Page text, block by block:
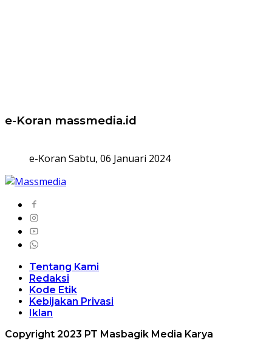
e-Koran massmedia.id
e-Koran Sabtu, 06 Januari 2024
Tentang Kami
Redaksi
Kode Etik
Kebijakan Privasi
Iklan
Copyright 2023 PT Masbagik Media Karya